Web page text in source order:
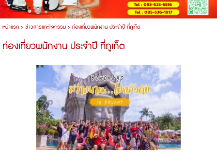
หน้าแรก> ข่าวสารและกิจกรรม> ท่องเที่ยวพนักงาน ประจำปี ที่ภูเก็ต
ท่องเที่ยวพนักงาน ประจำปี ที่ภูเก็ต